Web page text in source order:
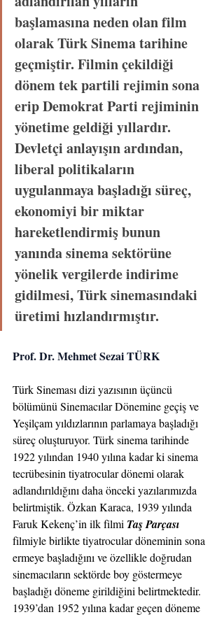
başlamasına neden olan film
olarak Türk Sinema tarihine
geçmiştir. Filmin çekildiği
dönem tek partili rejimin sona
erip Demokrat Parti rejiminin
yönetime geldiği yıllardır.
Devletçi anlayışın ardından,
liberal politikaların
uygulanmaya başladığı süreç,
ekonomiyi bir miktar
hareketlendirmiş bunun
yanında sinema sektörüne
yönelik vergilerde indirime
gidilmesi, Türk sinemasındaki
üretimi hızlandırmıştır.
Prof. Dr. Mehmet Sezai TÜRK
Türk Sineması dizi yazısının üçüncü
bölümünü Sinemacılar Dönemine geçiş ve
Yeşilçam yıldızlarının parlamaya başladığı
süreç oluşturuyor. Türk sinema tarihinde
1922 yılından 1940 yılına kadar ki sinema
tecrübesinin tiyatrocular dönemi olarak
adlandırıldığını daha önceki yazılarımızda
belirtmiştik. Özkan Karaca, 1939 yılında
Faruk Kekenç’in ilk filmi Taş Parçası
filmiyle birlikte tiyatrocular döneminin sona
ermeye başladığını ve özellikle doğrudan
sinemacıların sektörde boy göstermeye
başladığı döneme girildiğini belirtmektedir.
1939’dan 1952 yılına kadar geçen döneme